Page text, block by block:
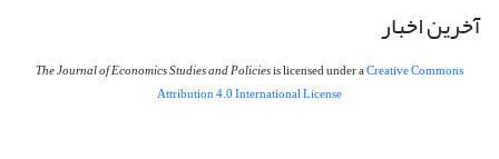
آخرین اخبار
The Journal of Economics Studies and Policiesis licensed under aCreative Commons
Attribution 4.0 International License